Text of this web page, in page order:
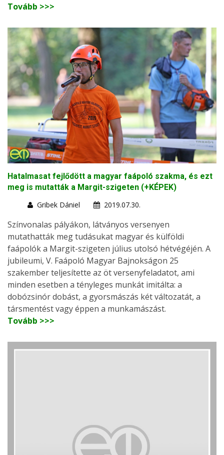
Tovább >>>
Hatalmasat fejlődött a magyar faápoló szakma, és ezt
meg is mutatták a Margit-szigeten (+KÉPEK)
Gribek Dániel
2019.07.30.
Színvonalas pályákon, látványos versenyen
mutathatták meg tudásukat magyar és külföldi
faápolók a Margit-szigeten július utolsó hétvégéjén. A
jubileumi, V. Faápoló Magyar Bajnokságon 25
szakember teljesítette az öt versenyfeladatot, ami
minden esetben a tényleges munkát imitálta: a
dobózsinór dobást, a gyorsmászás két változatát, a
társmentést vagy éppen a munkamászást.
Tovább >>>